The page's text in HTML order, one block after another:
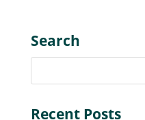
Search
Recent Posts